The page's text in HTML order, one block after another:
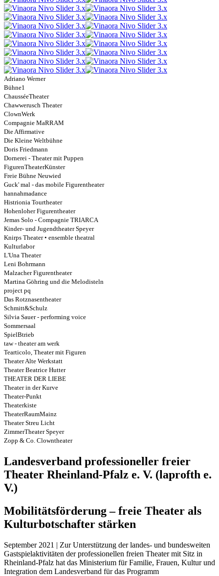
Adriano Werner
Bühne1
ChausséeTheater
Chawwerusch Theater
ClownWerk
Compagnie MaRRAM
Die Affirmative
Die Kleine Weltbühne
Doris Friedmann
Dornerei - Theater mit Puppen
FigurenTheaterKünster
Freie Bühne Neuwied
Guck' mal - das mobile Figurentheater
hannahmadance
Histrionia Tourtheater
Hohenloher Figurentheater
Jemas Solo - Compagnie TRIARCA
Kinder- und Jugendtheater Speyer
Knirps Theater • ensemble theatral
Kulturlabor
L'Una Theater
Leni Bohrmann
Malzacher Figurentheater
Martina Göhring und die Melodisteln
project pq
Das Rotznasentheater
Schmitt&Schulz
Silvia Sauer - performing voice
Sommersaal
SpielBtrieb
taw - theater am werk
Tearticolo, Theater mit Figuren
Theater Alte Werkstatt
Theater Beatrice Hutter
THEATER DER LIEBE
Theater in der Kurve
Theater-Punkt
Theaterkiste
TheaterRaumMainz
Theater Streu Licht
ZimmerTheater Speyer
Zopp & Co. Clowntheater
Landesverband professioneller freier
Theater Rheinland-Pfalz e. V. (laprofth e.
V.)
Mobilitätsförderung – freie Theater als
Kulturbotschafter stärken
September 2021 | Zur Unterstützung der landes- und bundesweiten
Gastspielaktivitäten der professionellen freien Theater mit Sitz in
Rheinland-Pfalz hat das Ministerium für Familie, Frauen, Kultur und
Integration dem Landesverband für das Programm